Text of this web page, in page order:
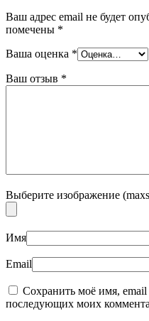
Ваш адрес email не будет
помечены *
Ваша оценка *
Ваш отзыв *
Выберите изображение
Имя
Email
Сохранить моё имя, email
последующих моих